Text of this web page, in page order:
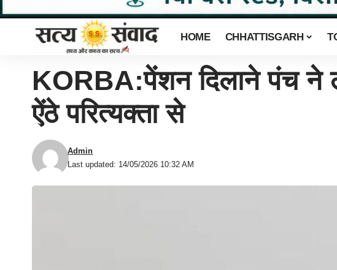
HOME CHHATTISGARH
KORBA:पेंशन दिलाने पंच ने
ऐंठे परित्यक्ता से
Last updated: 14/05/2026 10:32 AM
Admin